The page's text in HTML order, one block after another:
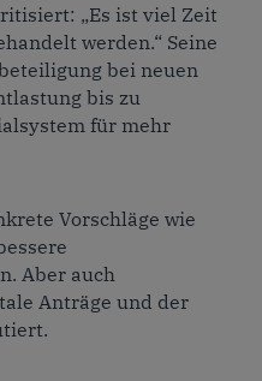
„Es ist viel Zeit
werden.“ Seine
bei neuen
bis zu
für mehr
Vorschläge wie
Aber auch
Anträge und der